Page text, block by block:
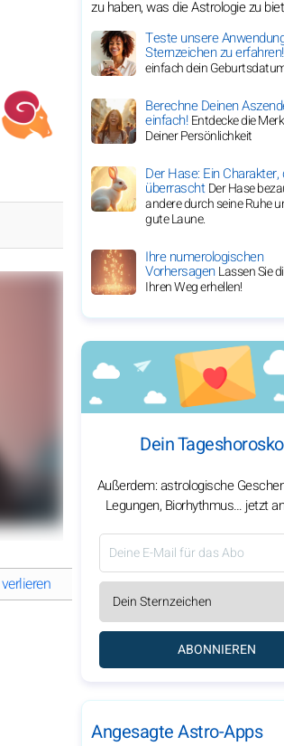
Krebs: Nicht alles erzählen…
zu haben, was die Astrologie zu
Teste unsere
Sternzeichen zu erfahren!
einfach dein
Berechne Deinen
einfach!Entdecke die
Deiner Persönlichkeit
Der Hase: Ein Charakter,
überraschtDer Hase
andere durch seine Ruhe
gute Laune.
Ihre numerologischen
VorhersagenLassen Sie
Ihren Weg erhellen!
Dein
Außerdem: astrologische
Legungen, Biorhythmus… jetzt
ABONNIEREN
Angesagte Astro-Apps